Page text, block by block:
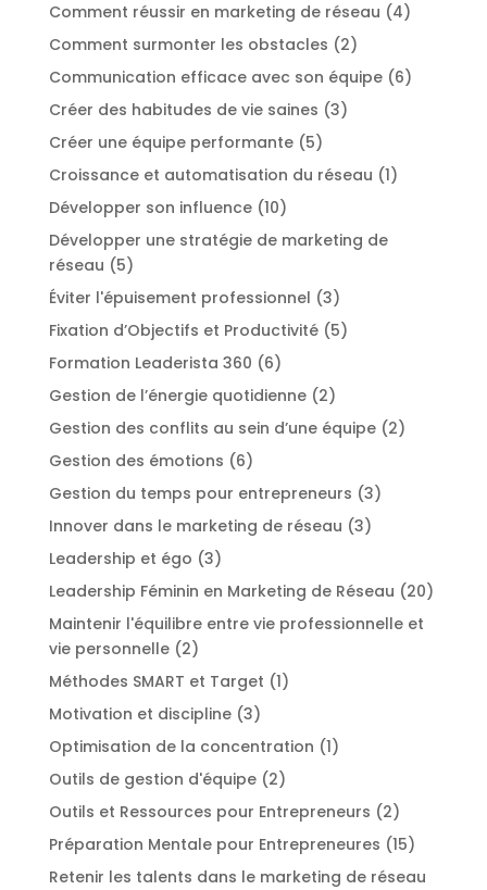
Comment réussir en marketing de réseau (4)
Comment surmonter les obstacles (2)
Communication efficace avec son équipe(6)
Créer des habitudes de vie saines (3)
Créer une équipe performante(5)
Croissance et automatisation du réseau (1)
Développer son influence(10)
Développer une stratégie de marketing de
réseau (5)
Éviter l'épuisement professionnel (3)
Fixation d’Objectifs et Productivité(5)
Formation Leaderista 360 (6)
Gestion de l’énergie quotidienne(2)
Gestion des conflits au sein d’une équipe(2)
Gestion des émotions (6)
Gestion du temps pour entrepreneurs (3)
Innover dans le marketing de réseau (3)
Leadership et égo (3)
Leadership Féminin en Marketing de Réseau (20)
Maintenir l'équilibre entre vie professionnelle et
vie personnelle(2)
Méthodes SMART et Target (1)
Motivation et discipline(3)
Optimisation de la concentration (1)
Outils de gestion d'équipe(2)
Outils et Ressources pour Entrepreneurs (2)
Préparation Mentale pour Entrepreneures (15)
Retenir les talents dans le marketing de réseau